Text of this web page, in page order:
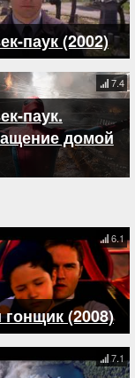
паук (2002)
паук.
домой
7.4
(2008)
6.1
7.1